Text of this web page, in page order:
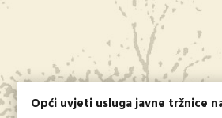
Opći uvjeti usluga javne tržnice